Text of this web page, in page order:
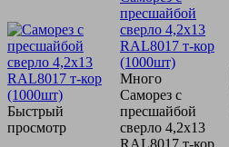
Быстрый
просмотр
пресшайбой
сверло 4,2х13
RAL8017 т-кор
(1000шт)
Много
Саморез с
пресшайбой
сверло 4,2х13
RAL8017 т-кор